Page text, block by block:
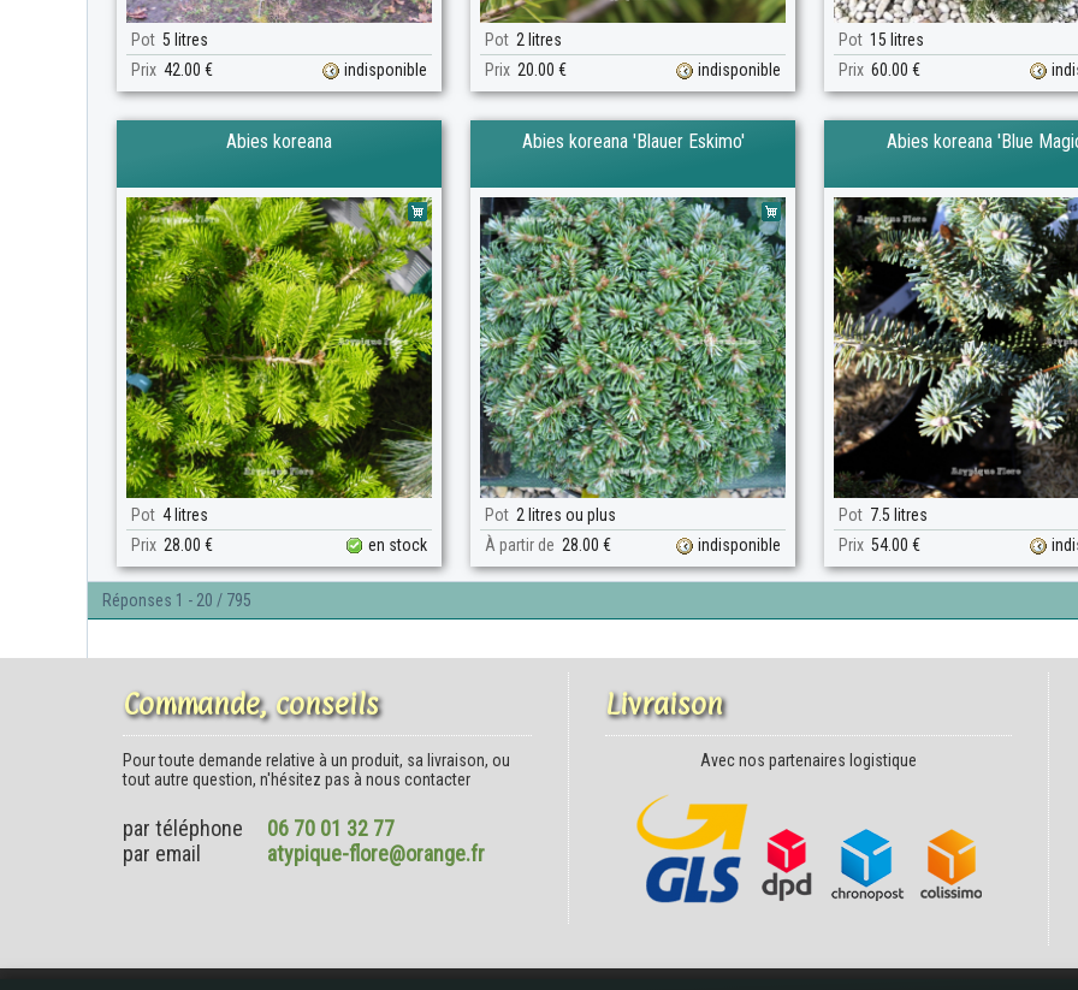
Pot 5 litres
Prix 42.00 € indisponible
Pot 2 litres
Prix 20.00 € indisponible
Pot 15 litres
Prix 60.00 €
Abies koreana
Pot 4 litres
Prix 28.00 € en stock
Abies koreana 'Blauer Eskimo'
Pot 2 litres ou plus
À partir de 28.00 € indisponible
Abies koreana 'Blue
Pot 7.5 litres
Prix 54.00 €
Réponses 1 - 20 / 795
Commande, conseils
Pour toute demande relative à un produit, sa livraison, ou
tout autre question, n'hésitez pas à nous contacter
par téléphone
06 70 01 32 77
par email
atypique-flore@orange.fr
Livraison
Avec nos partenaires logistique